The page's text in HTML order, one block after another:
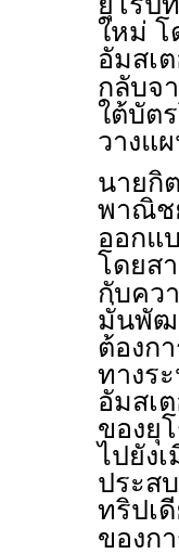
ใหม่ โ
อัมสเ
กลับจ
ใต้บัต
วางแ
นายกิ
พาณิช
ออกแ
โดยส
กับคว
มั่นพัฒ
ต้องก
ทางร
อัมสเ
ของยุ
ไปยัง
ประส
ทริปเ
ของก